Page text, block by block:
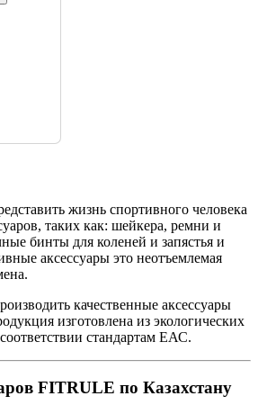
жизнь спортивного человека
таких как: шейкера, ремни и
бинты для коленей и запястья и
аксессуары это неотъемлемая
качественные аксессуары
изготовлена из экологических
стандартам ЕАС.
FITRULE по Казахстану